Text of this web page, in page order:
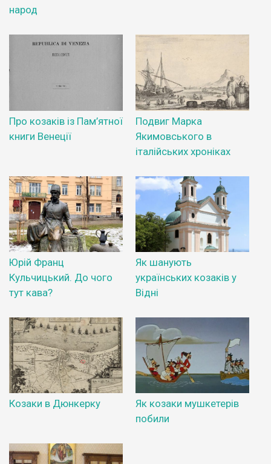
народ
Про козаків із Пам’ятної
книги Венеції
Подвиг Марка
Якимовського в
італійських хроніках
Юрій Франц
Кульчицький. До чого
тут кава?
Як шанують
українських козаків у
Відні
Козаки в Дюнкерку
Як козаки мушкетерів
побили